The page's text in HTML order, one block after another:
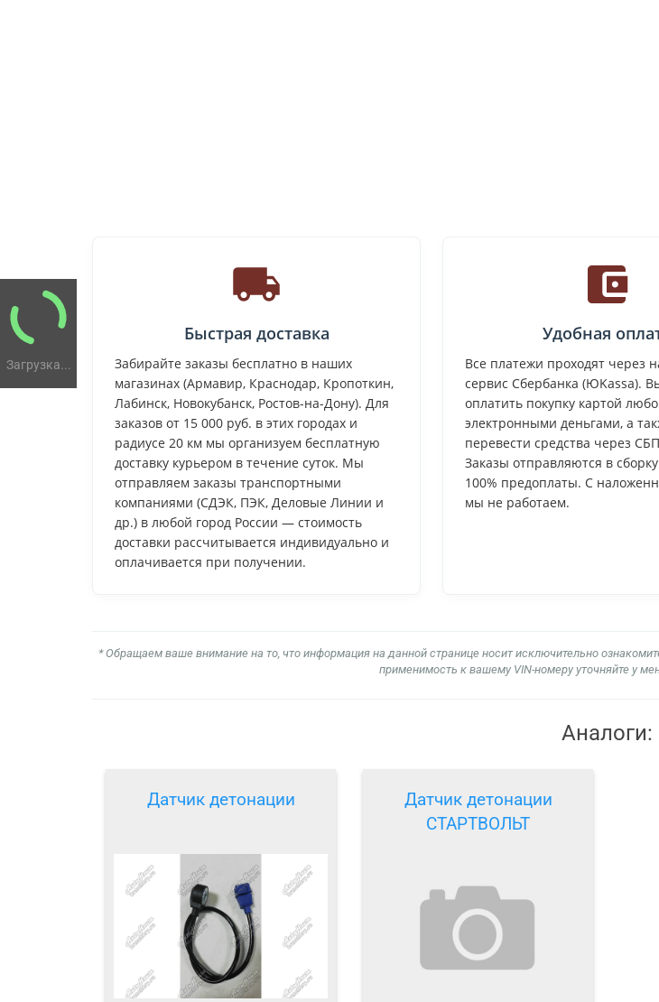
Загрузка...
Быстрая доставка
Забирайте заказы бесплатно в наших
магазинах (Армавир, Краснодар, Кропоткин,
Лабинск, Новокубанск, Ростов-на-Дону). Для
заказов от 15 000 руб. в этих городах и
радиусе 20 км мы организуем бесплатную
доставку курьером в течение суток. Мы
отправляем заказы транспортными
компаниями (СДЭК, ПЭК, Деловые Линии и
др.) в любой город России — стоимость
доставки рассчитывается индивидуально и
оплачивается при получении.
Удобная
Все платежи проходят через
сервис Сбербанка (ЮKassa).
оплатить покупку картой
электронными деньгами, а
перевести средства через
Заказы отправляются в
100% предоплаты. С
мы не работаем.
* Обращаем ваше внимание на то, что информация на данной странице носит исключительно
применимость к вашему VIN-номеру уточняйте у
Аналоги:
Датчик детонации
Датчик детонации
СТАРТВОЛЬТ